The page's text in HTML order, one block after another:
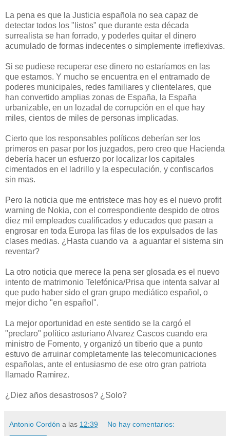
La pena es que la Justicia española no sea capaz de
detectar todos los "listos" que durante esta década
surrealista se han forrado, y poderles quitar el dinero
acumulado de formas indecentes o simplemente irreflexivas.
Si se pudiese recuperar ese dinero no estaríamos en las
que estamos. Y mucho se encuentra en el entramado de
poderes municipales, redes familiares y clientelares, que
han convertido amplias zonas de España, la España
urbanizable, en un lozadal de corrupción en el que hay
miles, cientos de miles de personas implicadas.
Cierto que los responsables políticos deberían ser los
primeros en pasar por los juzgados, pero creo que Hacienda
debería hacer un esfuerzo por localizar los capitales
cimentados en el ladrillo y la especulación, y confiscarlos
sin mas.
Pero la noticia que me entristece mas hoy es el nuevo profit
warning de Nokia, con el correspondiente despido de otros
diez mil empleados cualificados y educados que pasan a
engrosar en toda Europa las filas de los expulsados de las
clases medias. ¿Hasta cuando va a aguantar el sistema sin
reventar?
La otro noticia que merece la pena ser glosada es el nuevo
intento de matrimonio Telefónica/Prisa que intenta salvar al
que pudo haber sido el gran grupo mediático español, o
mejor dicho "en español".
La mejor oportunidad en este sentido se la cargó el
"preclaro" político asturiano Alvarez Cascos cuando era
ministro de Fomento, y organizó un tiberio que a punto
estuvo de arruinar completamente las telecomunicaciones
españolas, ante el entusiasmo de ese otro gran patriota
llamado Ramirez.
¿Diez años desastrosos? ¿Solo?
Antonio Cordón a las 12:39 No hay comentarios: